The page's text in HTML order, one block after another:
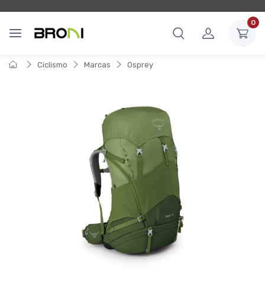
0
Ciclismo Marcas Osprey